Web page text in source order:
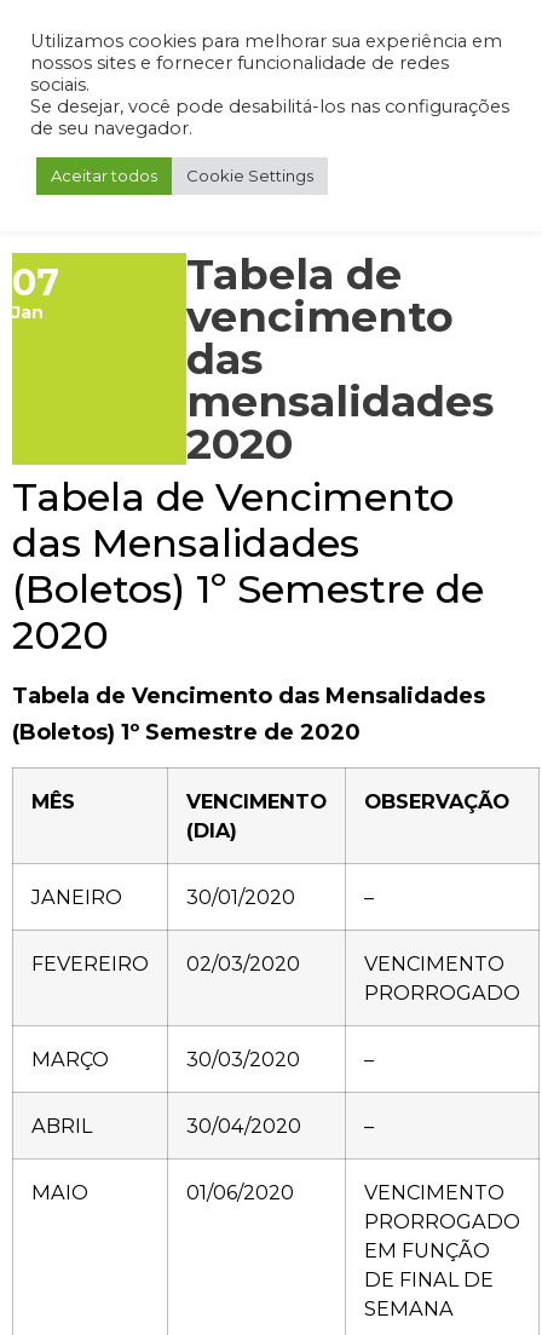
Admin Portal do Aluno Portal do Professor Portal do Coordenador
07
Jan
Tabela de
vencimento
das
mensalidades
2020
Tabela de Vencimento
das Mensalidades
(Boletos) 1º Semestre de
2020
Tabela de Vencimento das Mensalidades
(Boletos) 1º Semestre de 2020
MÊS
VENCIMENTO
(DIA)
OBSERVAÇÃO
JANEIRO 30/01/2020 –
FEVEREIRO 02/03/2020
VENCIMENTO
PRORROGADO
MARÇO 30/03/2020 –
ABRIL 30/04/2020 –
MAIO 01/06/2020
VENCIMENTO
PRORROGADO
EM FUNÇÃO
DE FINAL DE
SEMANA
Utilizamos cookies para melhorar sua experiência em
nossos sites e fornecer funcionalidade de redes
sociais.
Se desejar, você pode desabilitá-los nas configurações
de seu navegador.
Aceitar todos Cookie Settings